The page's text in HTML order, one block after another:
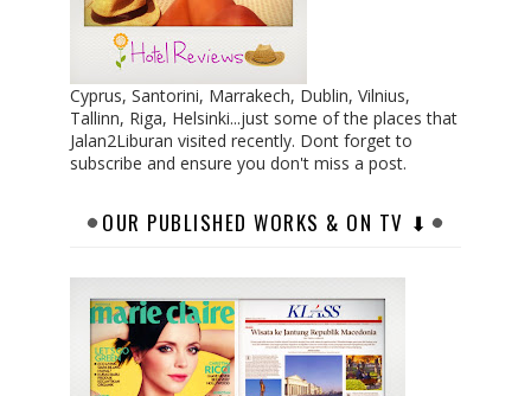
Cyprus, Santorini, Marrakech, Dublin, Vilnius,
Tallinn, Riga, Helsinki...just some of the places that
Jalan2Liburan visited recently. Dont forget to
subscribe and ensure you don't miss a post.
OUR PUBLISHED WORKS & ON TV ⬇︎